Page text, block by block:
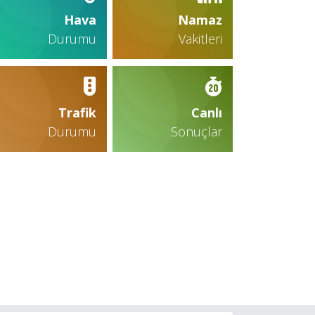
Hava
Durumu
Namaz
Vakitleri
Trafik
Durumu
Canlı
Sonuçlar